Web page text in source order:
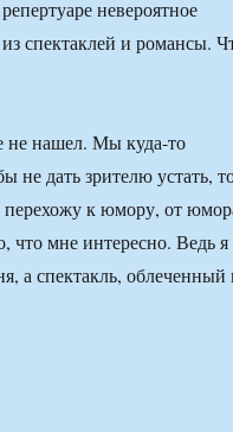
невероятное
спектаклей и романсы.
не нашел. Мы куда-то
не дать зрителю устать,
перехожу к юмору, от
что мне интересно. Ведь я
а спектакль, облеченный